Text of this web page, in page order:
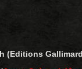
(Editions